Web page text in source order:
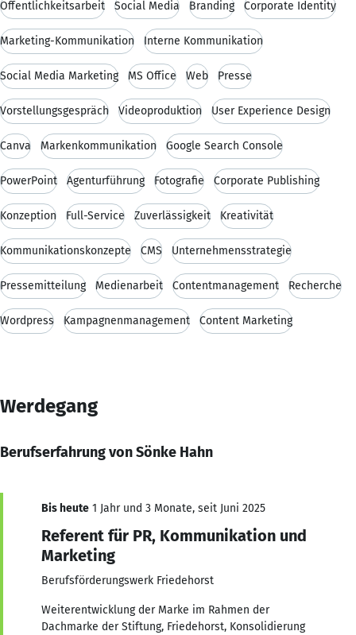
Öffentlichkeitsarbeit Social Media Branding Corporate Identity
Marketing-Kommunikation Interne Kommunikation
Social Media Marketing MS Office Web Presse
Vorstellungsgespräch Videoproduktion User Experience Design
Canva Markenkommunikation Google Search Console
PowerPoint Agenturführung Fotografie Corporate Publishing
Konzeption Full-Service Zuverlässigkeit Kreativität
Kommunikationskonzepte CMS Unternehmensstrategie
Pressemitteilung Medienarbeit Contentmanagement Recherche
Wordpress Kampagnenmanagement Content Marketing
Werdegang
Berufserfahrung von Sönke Hahn
Bis heute 1 Jahr und 3 Monate, seit Juni 2025
Referent für PR, Kommunikation und
Marketing
Berufsförderungswerk Friedehorst
Weiterentwicklung der Marke im Rahmen der
Dachmarke der Stiftung, Friedehorst, Konsolidierung